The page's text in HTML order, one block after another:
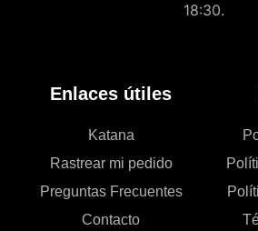
18:30.
Enlaces útiles
Katana
Rastrear mi pedido
Preguntas Frecuentes
Contacto